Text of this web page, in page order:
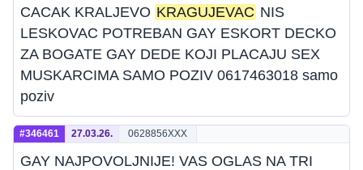
CACAK KRALJEVO KRAGUJEVAC NIS
LESKOVAC POTREBAN GAY ESKORT DECKO
ZA BOGATE GAY DEDE KOJI PLACAJU SEX
MUSKARCIMA SAMO POZIV 0617463018 samo
poziv
#346461 27.03.26. 0628856XXX
GAY NAJPOVOLJNIJE! VAS OGLAS NA TRI